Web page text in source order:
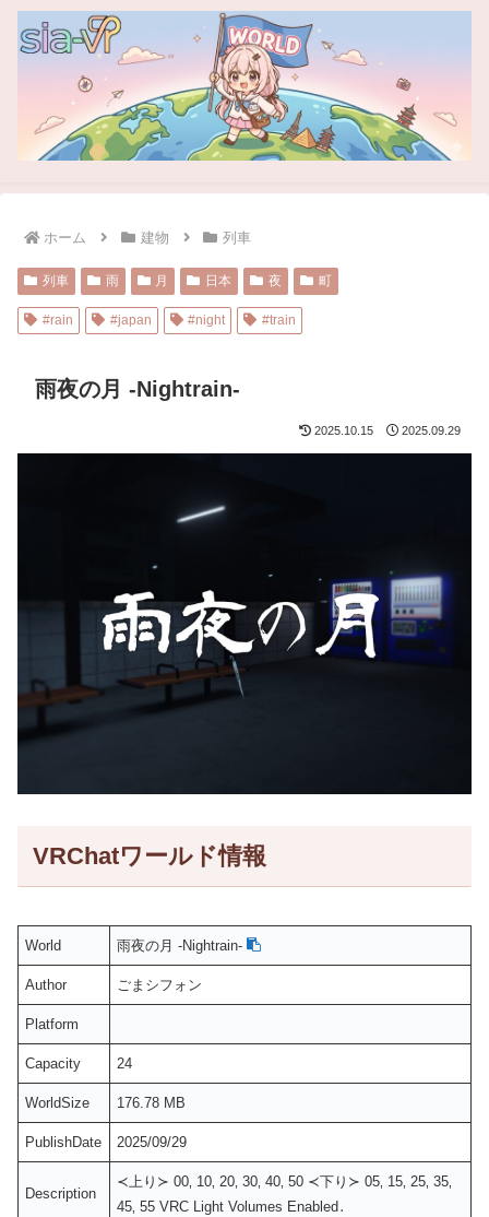
ホーム 建物 列車
列車 雨 月 日本 夜 町
#rain #japan #night #train
雨夜の月 -Nightrain-
2025.10.15 2025.09.29
VRChatワールド情報
World 雨夜の月 -Nightrain-
Author ごまシフォン
Platform
Capacity 24
WorldSize 176.78 MB
PublishDate 2025/09/29
Description
≺上り≻ 00‚ 10‚ 20‚ 30‚ 40‚ 50 ≺下り≻ 05‚ 15‚ 25‚ 35‚
45‚ 55 VRC Light Volumes Enabled․